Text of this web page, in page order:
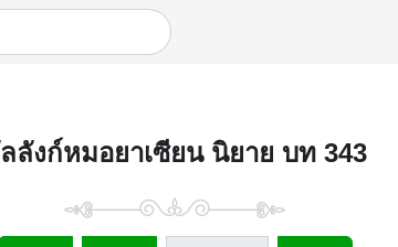
ลังก์หมอยาเซียน นิยาย บท 343